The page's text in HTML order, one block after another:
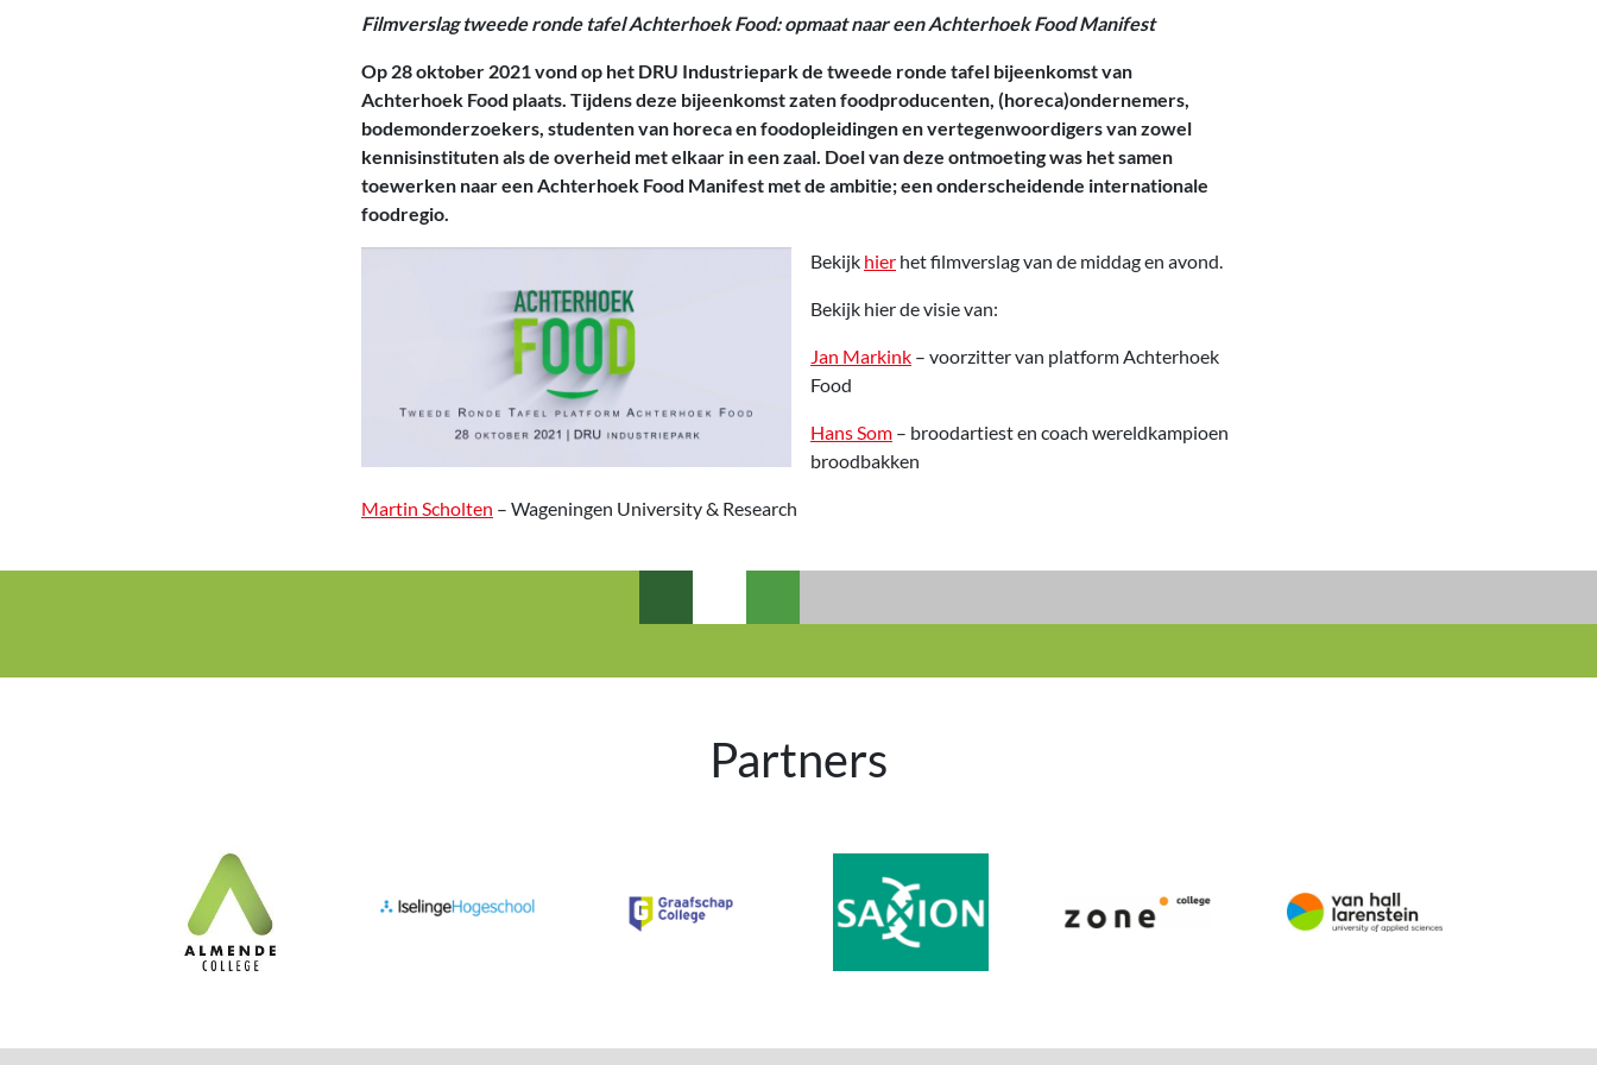
Filmverslag tweede ronde tafel Achterhoek Food: opmaat naar een Achterhoek Food Manifest
Op 28 oktober 2021 vond op het DRU Industriepark de tweede ronde tafel bijeenkomst van
Achterhoek Food plaats. Tijdens deze bijeenkomst zaten foodproducenten, (horeca)ondernemers,
bodemonderzoekers, studenten van horeca en foodopleidingen en vertegenwoordigers van zowel
kennisinstituten als de overheid met elkaar in een zaal. Doel van deze ontmoeting was het samen
toewerken naar een Achterhoek Food Manifest met de ambitie; een onderscheidende internationale
foodregio.
Bekijk hier het filmverslag van de middag en avond.
Bekijk hier de visie van:
Jan Markink – voorzitter van platform Achterhoek
Food
Hans Som – broodartiest en coach wereldkampioen
broodbakken
Martin Scholten – Wageningen University & Research
Partners